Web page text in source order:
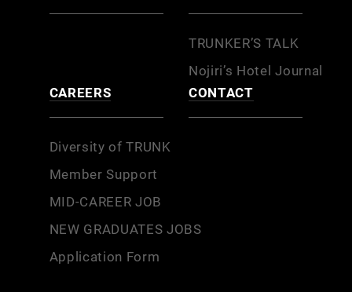
TRUNKER’S TALK
Nojiri’s Hotel Journal
CAREERS
Diversity of TRUNK
Member Support
MID-CAREER JOB
NEW GRADUATES JOBS
Application Form
CONTACT